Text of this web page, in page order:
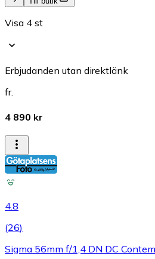
Visa 4 st
Erbjudanden utan direktlänk
fr.
4 890 kr
4.8
(26)
Sigma 56mm f/1,4 DN DC